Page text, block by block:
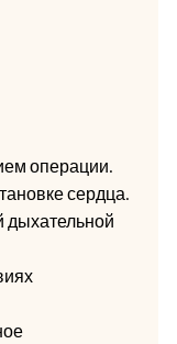
операции.
сердца.
дыхательной